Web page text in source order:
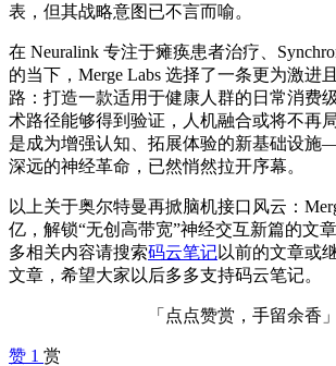
表，但其战略意图已不言而喻。
在 Neuralink 专注于瘫痪患者治疗、
的当下，Merge Labs 选择了一条更为激进
路：打造一款适用于健康人群的日常消费
术路径能够得到验证，人机融合或将不再
是成为增强认知、拓展体验的新基础设
深远的神经革命，已然悄然拉开序幕。
以上关于奥尔特曼再掀脑机接口风云：
亿，解锁“无创高带宽”神经交互新篇的文
多相关内容请搜索码云笔记以前的文章或
文章，希望大家以后多多支持码云笔记。
「点点赞赏，手留余香」
赞 1 赏